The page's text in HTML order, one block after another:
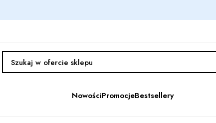
NowościPromocjeBestsellery